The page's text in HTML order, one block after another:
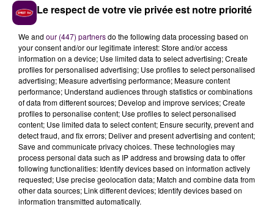
Le tennisman sarthois et son adversaire croate se
sont, à ce jour, affrontés six fois. Marin Cilic l'a
systématiquement emporté, à l'exception d'un match
du 2e tour du tournoi de Cincinnati en 2011, lorsque Jo-
Wilfried Tsonga était parvenu à s'adjuger la partie 6-3
et 6-4.
Le respect de votre vie privée est notre priorité
We and our (447) partnersdo the following data processing based on
your consent and/or our legitimate interest: Store and/or access
information on a device; Use limited data to select advertising; Create
profiles for personalised advertising; Use profiles to select personalised
advertising; Measure advertising performance; Measure content
performance; Understand audiences through statistics or combinations
of data from different sources; Develop and improve services; Create
profiles to personalise content; Use profiles to select personalised
content; Use limited data to select content; Ensure security, prevent and
detect fraud, and fix errors; Deliver and present advertising and content;
Save and communicate privacy choices. These technologies may
process personal data such as IP address and browsing data to offer
following functionalities: Identify devices based on information actively
requested; Use precise geolocation data; Match and combine data from
other data sources; Link different devices; Identify devices based on
information transmitted automatically.